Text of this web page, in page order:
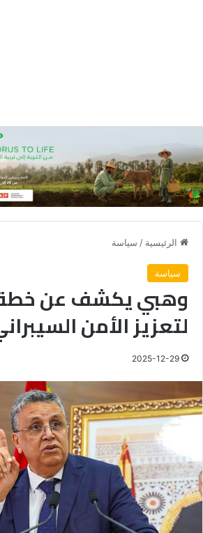
الرئيسية / سياسة
سياسة
وهبي يكشف عن خطة
لتعزيز الأمن
2025-12-29